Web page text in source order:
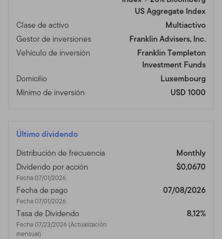
US Aggregate Index
Clase de activo
Multiactivo
Gestor de inversiones
Franklin Advisers, Inc.
Vehículo de inversión
Franklin Templeton
Investment Funds
Domicilio
Luxembourg
Mínimo de inversión
USD 1000
Último dividendo
Distribución de frecuencia
Monthly
Dividendo por acción
Fecha 07/01/2026
$0,0670
Fecha de pago
Fecha 07/01/2026
07/08/2026
Tasa de Dividendo
Fecha 07/23/2026 (Actualización
mensual)
8,12%